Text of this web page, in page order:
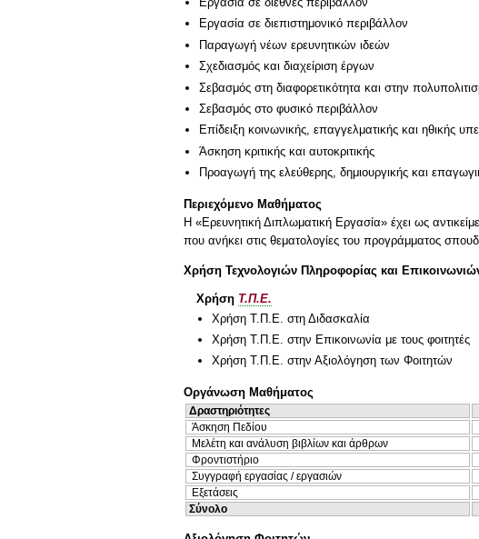
Εργασία σε διεπιστημονικό περιβάλλον
Παραγωγή νέων ερευνητικών ιδεών
Σχεδιασμός και διαχείριση έργων
Σεβασμός στη διαφορετικότητα και στην
Σεβασμός στο φυσικό περιβάλλον
Επίδειξη κοινωνικής, επαγγελματικής και ηθικής
Άσκηση κριτικής και αυτοκριτικής
Προαγωγή της ελεύθερης, δημιουργικής και
Περιεχόμενο Μαθήματος
Η «Ερευνητική Διπλωματική Εργασία» έχει ως
που ανήκει στις θεματολογίες του προγράμματος
Χρήση Τεχνολογιών Πληροφορίας και
Χρήση Τ.Π.Ε.
Χρήση Τ.Π.Ε. στη Διδασκαλία
Χρήση Τ.Π.Ε. στην Επικοινωνία με τους φοιτητές
Χρήση Τ.Π.Ε. στην Αξιολόγηση των Φοιτητών
Οργάνωση Μαθήματος
Δραστηριότητες
Άσκηση Πεδίου
Μελέτη και ανάλυση βιβλίων και άρθρων
Φροντιστήριο
Συγγραφή εργασίας / εργασιών
Εξετάσεις
Σύνολο